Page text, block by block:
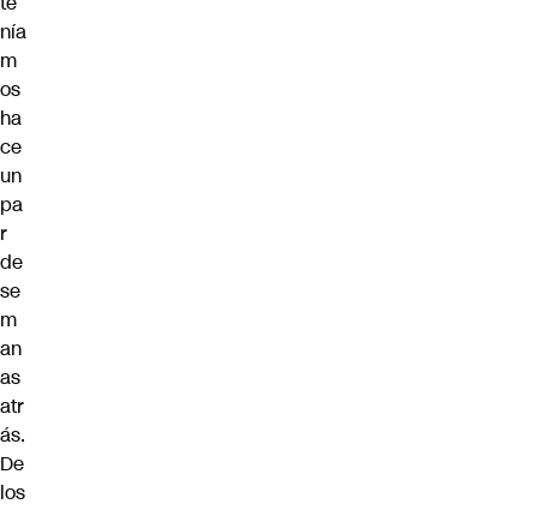
nía
m
os
ha
ce
un
pa
r
de
se
m
an
as
atr
ás.
De
los